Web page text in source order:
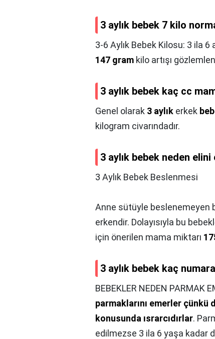
3 aylık bebek 7 kilo
3-6 Aylık Bebek Kilosu: 3 ila 6
147 gram kilo artışı
3 aylık bebek kaç cc
Genel olarak 3 aylık erkek
kilogram civarındadır.
3 aylık bebek neden elini
3 Aylık Bebek Beslenmesi
Anne sütüyle beslenemeyen
erkendir. Dolayısıyla bu
için önerilen mama miktarı
3 aylık bebek kaç
BEBEKLER NEDEN PARMAK
parmaklarını emerler
konusunda ısrarcıdırlar.
edilmezse 3 ila 6 yaşa kadar